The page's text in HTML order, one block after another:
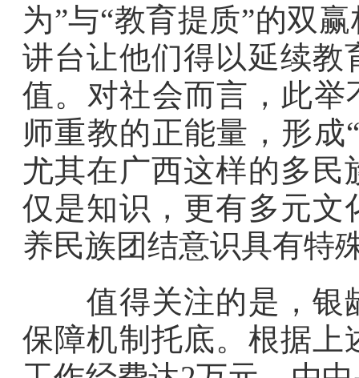
为”与“教育提质”的双
讲台让他们得以延续教
值。对社会而言，此举
师重教的正能量，形成
尤其在广西这样的多
仅是知识，更有多元文
养民族团结意识具有特
值得关注的是，银
保障机制托底。根据上